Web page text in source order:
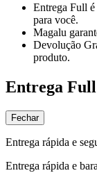
Entrega Full
para você.
Magalu
Devolução
produto.
Entrega Full
Fechar
Entrega rápida e
Entrega rápida e